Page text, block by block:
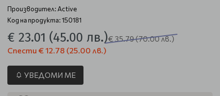
Производител: Active
Код на продукта: 150181
€ 23.01 (45.00 лв.)€ 35.79(70.00 лв.)
Спести € 12.78 (25.00 лв.)
УВЕДОМИ МЕ